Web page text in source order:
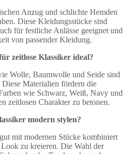
Anzug und schlichte Hemden
Diese Kleidungsstücke sind
für festliche Anlässe geeignet und
von passender Kleidung.
zeitlose Klassiker ideal?
Wolle, Baumwolle und Seide sind
Materialien fördern die
wie Schwarz, Weiß, Navy und
zeitlosen Charakter zu betonen.
modern stylen?
mit modernen Stücke kombiniert
zu kreieren. Die Wahl der